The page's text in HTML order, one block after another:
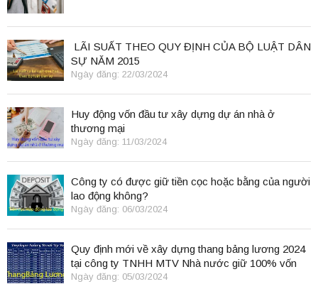
LÃI SUẤT THEO QUY ĐỊNH CỦA BỘ LUẬT DÂN
SỰ NĂM 2015
Ngày đăng: 22/03/2024
Huy động vốn đầu tư xây dựng dự án nhà ở
thương mại
Ngày đăng: 11/03/2024
Công ty có được giữ tiền cọc hoặc bằng của người
lao động không?
Ngày đăng: 06/03/2024
Quy định mới về xây dựng thang bảng lương 2024
tại công ty TNHH MTV Nhà nước giữ 100% vốn
điều lệ
Ngày đăng: 05/03/2024